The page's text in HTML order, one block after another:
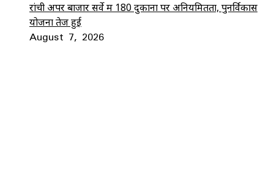
रांची अपर बाजार सर्वे में 180 दुकानों पर अनियमितता, पुनर्विकास
योजना तेज हुई
August 7, 2026